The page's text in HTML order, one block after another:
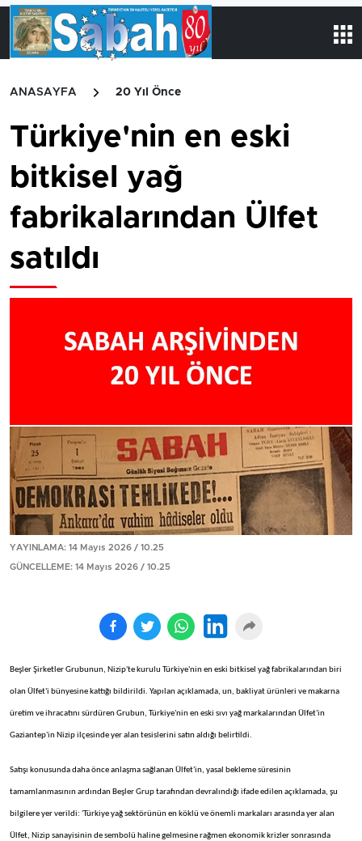
ANASAYFA 20 Yıl Önce
Türkiye'nin en eski
bitkisel yağ
fabrikalarından Ülfet
satıldı
YAYINLAMA: 14 Mayıs 2026 / 10.25
GÜNCELLEME: 14 Mayıs 2026 / 10.25
Beşler Şirketler Grubunun, Nizip'te kurulu Türkiye'nin en eski bitkisel yağ fabrikalarından biri
olan Ülfet'i bünyesine kattığı bildirildi. Yapılan açıklamada, un, bakliyat ürünleri ve makarna
üretim ve ihracatını sürdüren Grubun, Türkiye'nin en eski sıvı yağ markalarından Ülfet'in
Gaziantep'in Nizip ilçesinde yer alan tesislerini satın aldığı belirtildi.
Satışı konusunda daha önce anlaşma sağlanan Ülfet'in, yasal bekleme süresinin
tamamlanmasının ardından Beşler Grup tarafından devralındığı ifade edilen açıklamada, şu
bilgilere yer verildi: 'Türkiye yağ sektörünün en köklü ve önemli markaları arasında yer alan
Ülfet, Nizip sanayisinin de sembolü haline gelmesine rağmen ekonomik krizler sonrasında